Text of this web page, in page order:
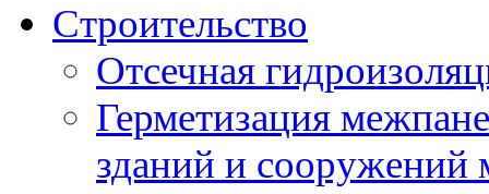
Строительство
Отсечная
Герметизация
зданий и сооружений